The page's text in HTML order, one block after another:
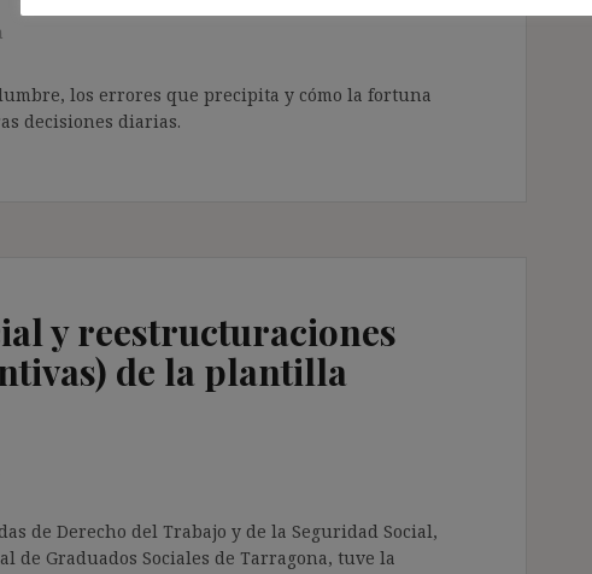
los errores que precipita y cómo la fortuna
decisiones diarias.
y reestructuraciones
de la plantilla
de Derecho del Trabajo y de la Seguridad Social,
de Graduados Sociales de Tarragona, tuve la